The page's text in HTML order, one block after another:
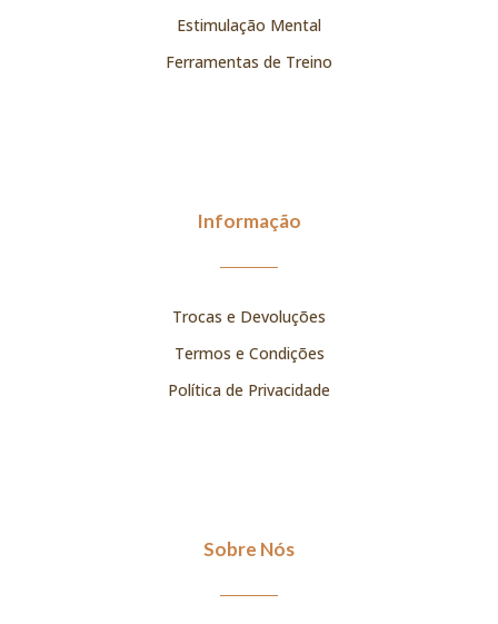
Estimulação Mental
Ferramentas de Treino
Informação
Trocas e Devoluções
Termos e Condições
Política de Privacidade
Sobre Nós